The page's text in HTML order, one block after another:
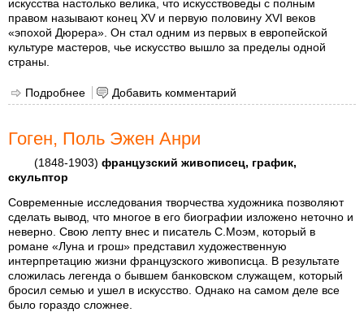
искусства настолько велика, что искусствоведы с полным
правом называют конец XV и первую половину XVI веков
«эпохой Дюрера». Он стал одним из первых в европейской
культуре мастеров, чье искусство вышло за пределы одной
страны.
Подробнее о Дюрер, Альбрехт
Добавить комментарий
Гоген, Поль Эжен Анри
(1848-1903) французский живописец, график,
скульптор
Современные исследования творчества художника позволяют
сделать вывод, что многое в его биографии изложено неточно и
неверно. Свою лепту внес и писатель С.Моэм, который в
романе «Луна и грош» представил художественную
интерпретацию жизни французского живописца. В результате
сложилась легенда о бывшем банковском служащем, который
бросил семью и ушел в искусство. Однако на самом деле все
было гораздо сложнее.